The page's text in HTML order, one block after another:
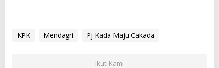
KPK Mendagri Pj Kada Maju Cakada
Ikuti Kami